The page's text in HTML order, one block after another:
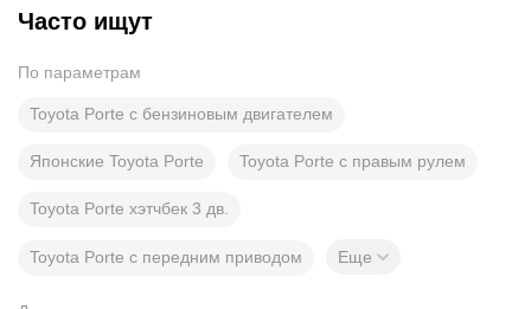
Часто ищут
По параметрам
Toyota Porte с бензиновым двигателем
Японские Toyota Porte Toyota Porte с правым рулем
Toyota Porte хэтчбек 3 дв.
Toyota Porte с передним приводом Еще